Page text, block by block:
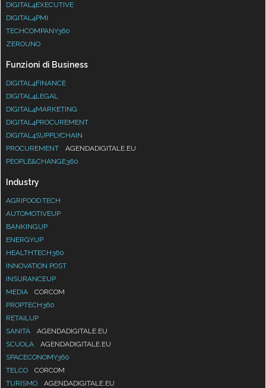
DIGITAL4EXECUTIVE
DIGITAL4PMI
TECHCOMPANY360
ZEROUNO
Funzioni di Business
DIGITAL4FINANCE
DIGITAL4LEGAL
DIGITAL4MARKETING
DIGITAL4PROCUREMENT
DIGITAL4SUPPLYCHAIN
PROCUREMENT
AGENDADIGITALE.EU
PEOPLE&CHANGE360
Industry
AGRIFOOD.TECH
AUTOMOTIVEUP
BANKINGUP
ENERGYUP
HEALTHTECH360
INNOVATION POST
INSURANCEUP
MEDIA
CORCOM
PROPTECH360
RETAILUP
SANITÀ
AGENDADIGITALE.EU
SCUOLA
AGENDADIGITALE.EU
SPACECONOMY360
TELCO
CORCOM
TURISMO
AGENDADIGITALE.EU